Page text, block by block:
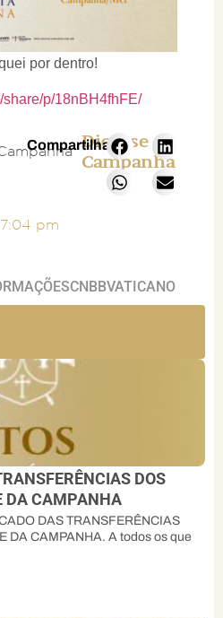
por dentro!
share/p/18nBH4fhFE/
Diocese da
Campanha
Compartilhar:
7:04 pm
CNBBVATICANO
DOS
DA CAMPANHA
DAS TRANSFERÊNCIAS
DA CAMPANHA. A todos os que